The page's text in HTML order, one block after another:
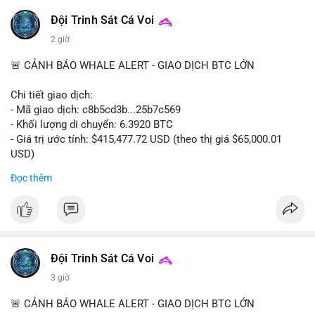
Đội Trinh Sát Cá Voi
2 giờ
🚨 CẢNH BÁO WHALE ALERT - GIAO DỊCH BTC LỚN
Chi tiết giao dịch:
- Mã giao dịch: c8b5cd3b...25b7c569
- Khối lượng di chuyển: 6.3920 BTC
- Giá trị ước tính: $415,477.72 USD (theo thị giá $65,000.01
USD)
nghìn USD được xác nhận trong mempool, mức chuyển động
khả năng là cá voi tái phân bổ tài sản giữa các ví nóng hoặc
chuẩn bị thanh khoản cho chiến lược giao dịch ngắn hạn. Nếu
bán có thể hình thành. Ngược lại, nếu BTC được chuyển sang
Đọc thêm
Đội Trinh Sát Cá Voi
3 giờ
🚨 CẢNH BÁO WHALE ALERT - GIAO DỊCH BTC LỚN